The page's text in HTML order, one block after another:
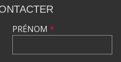
PRÉNOM *